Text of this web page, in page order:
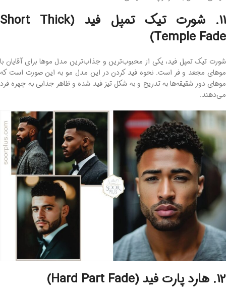
11. شورت تیک تمپل فید (Short Thick
Temple Fade)
شورت تیک تمپل فید، یکی از محبوب‌ترین و جذاب‌ترین مدل موها برای آقایان با
موهای مجعد و فر است. نحوه فید کردن در این مدل مو به این صورت است که
موهای دور شقیقه‌ها به تدریج و به شکل تیز فید شده و ظاهر جذابی به چهره فرد
می‌دهند.
12. هارد پارت فید (Hard Part Fade)